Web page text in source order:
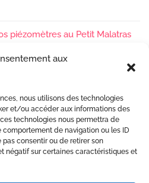
aux
nous utilisons des technologies
et/ou accéder aux informations des
technologies nous permettra de
de navigation ou les ID
consentir ou de retirer son
négatif sur certaines caractéristiques et
piézomètres au Petit Malatras
suit en équipe !
: ça bouge sous nos pieds !